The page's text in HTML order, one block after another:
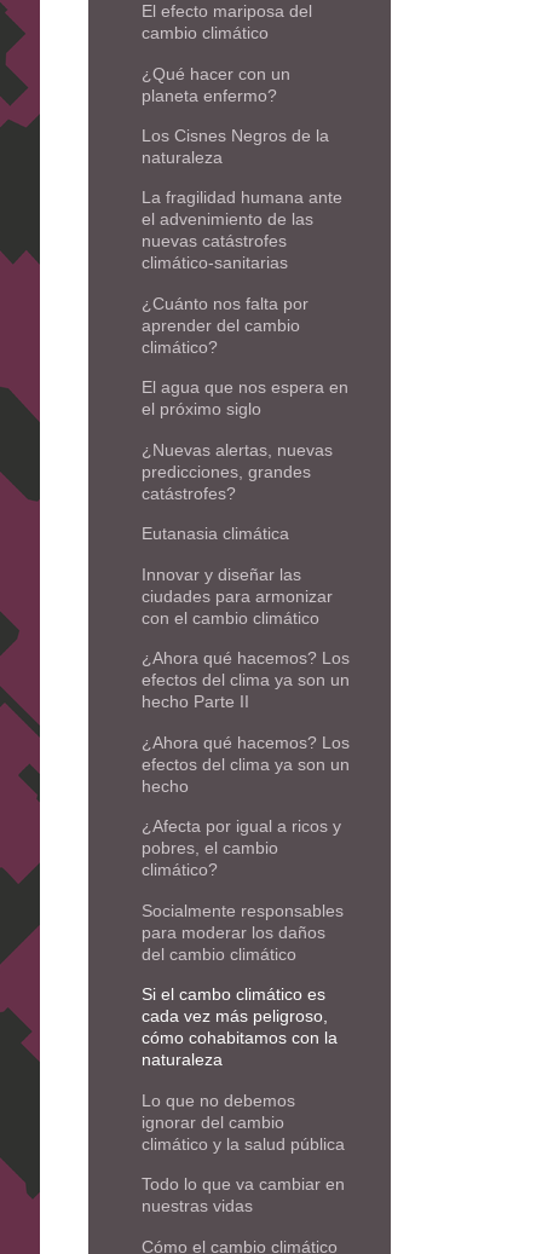
El efecto mariposa del
cambio climático
¿Qué hacer con un
planeta enfermo?
Los Cisnes Negros de la
naturaleza
La fragilidad humana ante
el advenimiento de las
nuevas catástrofes
climático-sanitarias
¿Cuánto nos falta por
aprender del cambio
climático?
El agua que nos espera en
el próximo siglo
¿Nuevas alertas, nuevas
predicciones, grandes
catástrofes?
Eutanasia climática
Innovar y diseñar las
ciudades para armonizar
con el cambio climático
¿Ahora qué hacemos? Los
efectos del clima ya son un
hecho Parte II
¿Ahora qué hacemos? Los
efectos del clima ya son un
hecho
¿Afecta por igual a ricos y
pobres, el cambio
climático?
Socialmente responsables
para moderar los daños
del cambio climático
Si el cambo climático es
cada vez más peligroso,
cómo cohabitamos con la
naturaleza
Lo que no debemos
ignorar del cambio
climático y la salud pública
Todo lo que va cambiar en
nuestras vidas
Cómo el cambio climático